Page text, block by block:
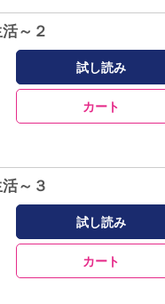
～２
試し読み
カート
～３
試し読み
カート